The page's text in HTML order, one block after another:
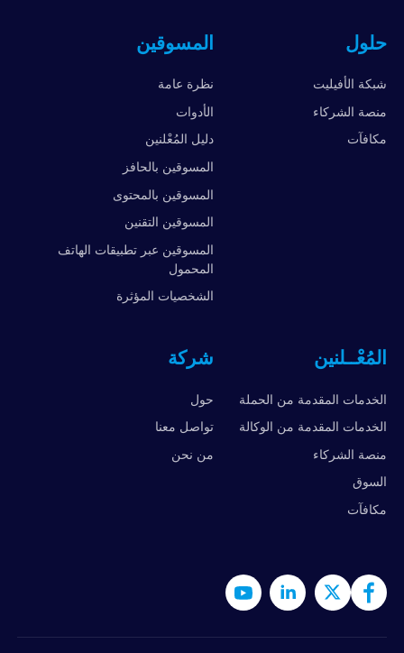
حلول
شبكة الأفيليت
منصة الشركاء
مكافآت
المسوقين
نظرة عامة
الأدوات
دليل المُعْلنين
المسوقين بالحافز
المسوقين بالمحتوى
المسوقين التقنين
المسوقين عبر تطبيقات الهاتف
المحمول
الشخصيات المؤثرة
المُعْــلنين
الخدمات المقدمة من الحملة
الخدمات المقدمة من الوكالة
منصة الشركاء
السوق
مكافآت
شركة
حول
تواصل معنا
من نحن